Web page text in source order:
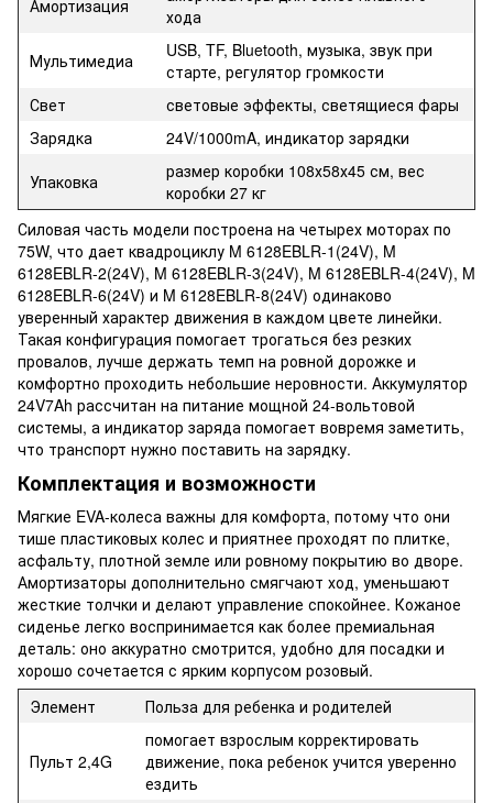
Амортизация
хода
Мультимедиа
USB, TF, Bluetooth, музыка, звук при
старте, регулятор громкости
Свет
световые эффекты, светящиеся фары
Зарядка
24V/1000mA, индикатор зарядки
Упаковка
размер коробки 108х58х45 см, вес
коробки 27 кг
Силовая часть модели построена на четырех моторах по
75W, что дает квадроциклу M 6128EBLR-1(24V), M
6128EBLR-2(24V), M 6128EBLR-3(24V), M 6128EBLR-4(24V), M
6128EBLR-6(24V) и M 6128EBLR-8(24V) одинаково
уверенный характер движения в каждом цвете линейки.
Такая конфигурация помогает трогаться без резких
провалов, лучше держать темп на ровной дорожке и
комфортно проходить небольшие неровности. Аккумулятор
24V7Ah рассчитан на питание мощной 24-вольтовой
системы, а индикатор заряда помогает вовремя заметить,
что транспорт нужно поставить на зарядку.
Комплектация и возможности
Мягкие EVA-колеса важны для комфорта, потому что они
тише пластиковых колес и приятнее проходят по плитке,
асфальту, плотной земле или ровному покрытию во дворе.
Амортизаторы дополнительно смягчают ход, уменьшают
жесткие толчки и делают управление спокойнее. Кожаное
сиденье легко воспринимается как более премиальная
деталь: оно аккуратно смотрится, удобно для посадки и
хорошо сочетается с ярким корпусом розовый.
Элемент
Польза для ребенка и родителей
Пульт 2,4G
помогает взрослым корректировать
движение, пока ребенок учится уверенно
ездить